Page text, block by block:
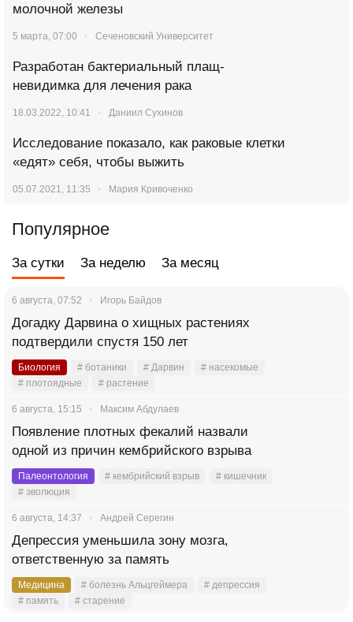
молочной железы
5 марта, 07:00 Сеченовский Университет
Разработан бактериальный плащ-
невидимка для лечения рака
18.03.2022, 10:41 Даниил Сухинов
Исследование показало, как раковые клетки
«едят» себя, чтобы выжить
05.07.2021, 11:35 Мария Кривоченко
Популярное
За сутки За неделю За месяц
6 августа, 07:52 Игорь Байдов
Догадку Дарвина о хищных растениях
подтвердили спустя 150 лет
Биология # ботаники # Дарвин
# насекомые
# плотоядные
# растение
6 августа, 15:15 Максим Абдулаев
Появление плотных фекалий назвали
одной из причин кембрийского взрыва
Палеонтология # кембрийский взрыв
# кишечник
# эволюция
6 августа, 14:37 Андрей Серегин
Депрессия уменьшила зону мозга,
ответственную за память
Медицина # болезнь Альцгеймера
# депрессия
# память
# старение